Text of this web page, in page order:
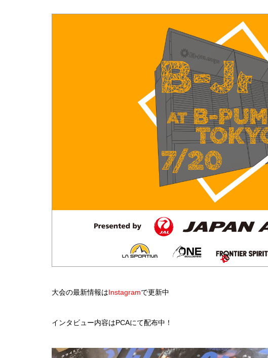
大会の最新情報はInstagramで更新中
インタビュー内容はPCAにて配布中！